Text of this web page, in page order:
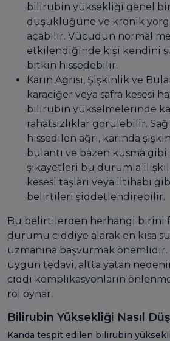
bilirubin yüksekliği genel
düşüklüğüne ve kronik
açabilir. Vücudun normal
etkilendiğinde kişi kendini
bitkin hissedebilir.
Karın Ağrısı, Şişkinlik ve
karaciğer veya safra kesesi
bilirubin yükselmelerinde
rahatsızlıklar görülebilir.
hissedilen ağrı, karında
bulantı ve bazen kusma
şikayetleri bu durumla
kesesi taşları veya iltihabı
belirtileri şiddetlendirebilir.
Bu belirtilerden herhangi birini
durumu ciddiye alarak en kısa
uzmanına başvurmak
uygun tedavi, altta yatan
ciddi komplikasyonların
rol oynar.
Bilirubin Yüksekliği Nasıl
Kanda tespit edilen bilirubin